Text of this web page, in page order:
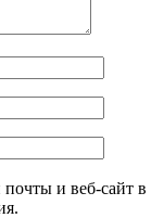
и веб-сайт в